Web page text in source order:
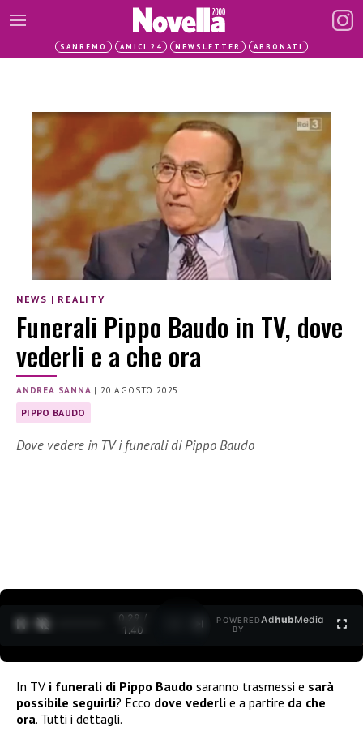
SANREMO AMICI 24 NEWSLETTER ABBONATI
NEWS | REALITY
Funerali Pippo Baudo in TV, dove
vederli e a che ora
ANDREA SANNA |20 AGOSTO 2025
PIPPO BAUDO
Dove vedere in TV i funerali di Pippo Baudo
0:30 /
1:40
POWERED
BY
AdhubMedia
In TV i funerali di Pippo Baudo saranno trasmessi e sarà
possibile seguirli? Ecco dove vederli e a partire da che
ora. Tutti i dettagli.